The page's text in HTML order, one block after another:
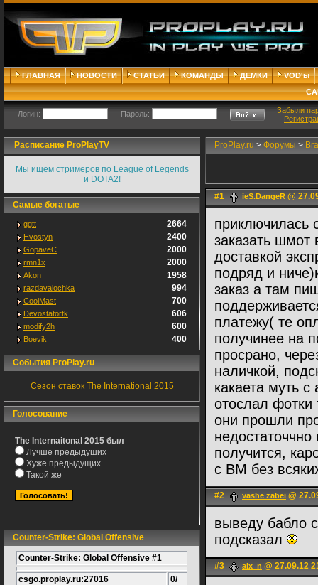
ГЛАВНАЯ НОВОСТИ СТАТЬИ КОМАНДЫ ДЕМКИ
VOD'ы
Логин: Пароль:
Забыли
Расписание ProPlayTV
Мы ищем стримеров по League of Legends
и DOTA2!
Самые богатые
ggtt 2664
Hvostyn 2400
GopaveC 2000
rmn1x 2000
Akon 1958
razdavalochka 994
CoolMast 700
Devostatortk 606
modify2h 600
Boevik 400
События ProPlay.ru
Сезон ставок The International 2015
Голосование
The Internaitonal 2015 был
Лучше предыдуших
Хуже предыдущих
Такой же
Counter-Strike: Global Offensive
Counter-Strike: Global Offensive #1
csgo.proplay.ru:27016 0/
ProPlay.ru > Форумы >
#1 ieS.DangeR @
приключилась
заказать шмот
доставкой
подряд и
заказ а там
платежу( те
получинее на
просрано,
наличкой,
какаета муть
отослал фотки
они прошли
получится,
с ВМ без
#2 vashe zabei @
выведу бабло
подсказал
#3 alx_n @ 27.09.12